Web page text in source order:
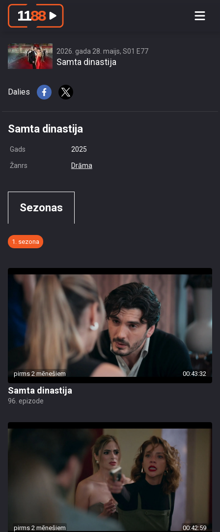
access this content due to your
location or other restrictions set by
country is US and IP address is
216.73.217.165
2026. gada 28. maijs, S01 E77
Samta dinastija
Dalies
Samta dinastija
Gads 2025
Žanrs Drāma
Sezonas
1. sezona
pirms 2 mēnešiem 00:43:32
Samta dinastija
96. epizode
pirms 2 mēnešiem 00:42:59